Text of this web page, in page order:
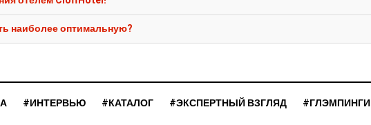
наиболее оптимальную?
#ИНТЕРВЬЮ #КАТАЛОГ #ЭКСПЕРТНЫЙ ВЗГЛЯД #ГЛЭМПИНГИ